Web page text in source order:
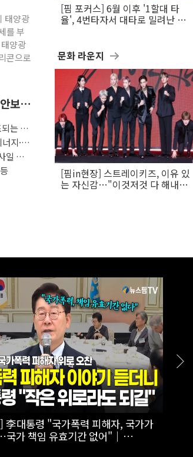
태양광
를 부
양광
콘으로
보
는 또
지·
일 공
[핌 포커스] 6월 이후 '1할대 타
율', 4번타자서 대타로 밀려난 LG
문화 라운지
[핌in현장] 스트레이키즈, 이유 있
는 자신감…"이것저것 다 해내는
상에서 장점이 더 돋보이는 '전기
볼보 EX90